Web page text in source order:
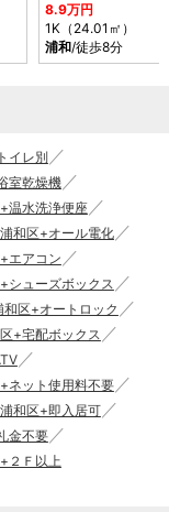
8.9万円
1K（24.01㎡）
浦和/徒歩8分
イレ別
室乾燥機
温水洗浄便座
和区+オール電化
エアコン
シューズボックス
和区+オートロック
+宅配ボックス
ネット使用料不要
和区+即入居可
金不要
２Ｆ以上